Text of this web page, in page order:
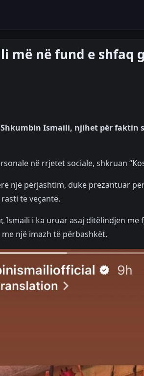
më në fund e shfaq
Ismaili, njihet për faktin
në rrjetet sociale, shkruan
një përjashtim, duke prezantuar
të veçantë.
Ismaili i ka uruar asaj ditëlindjen me
një imazh të përbashkët.